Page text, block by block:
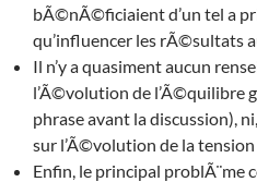
bÃ©nÃ©ficiaient d’un tel a
qu’influencer les rÃ©sultats
Il n’y a quasiment aucun
l’Ã©volution de l’Ã©quilibre
phrase avant la discussion),
sur l’Ã©volution de la
Enfin, le principal problÃ¨me